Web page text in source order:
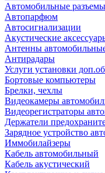
Автомобильные разъемы
Автопарфюм
Автосигнализации
Акустические
Антенны
Антирадары
Услуги установки
Бортовые компьютеры
Брелки, чехлы
Видеокамеры
Видеорегистраторы
Держатели
Зарядное устройство
Иммобилайзеры
Кабель автомобильный
Кабель акустический